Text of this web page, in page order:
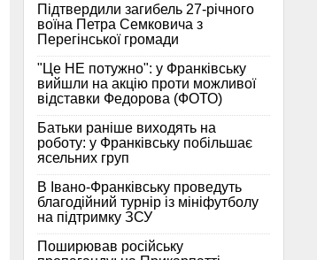
Підтвердили загибель 27-річного
воїна Петра Семковича з
Перегінської громади
"Це НЕ потужно": у Франківську
вийшли на акцію проти можливої
відставки Федорова (ФОТО)
Батьки раніше виходять на
роботу: у Франківську побільшає
ясельних груп
В Івано-Франківську проведуть
благодійний турнір із мініфутболу
на підтримку ЗСУ
Поширював російську